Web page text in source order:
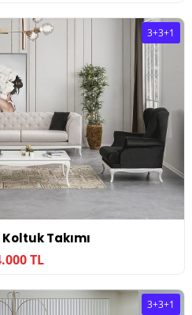
Takımı
TL
3+3+1
3+3+1